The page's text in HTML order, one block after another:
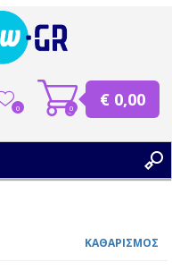
0 0 € 0,00
ΚΑΘΑΡΙΣΜΟΣ